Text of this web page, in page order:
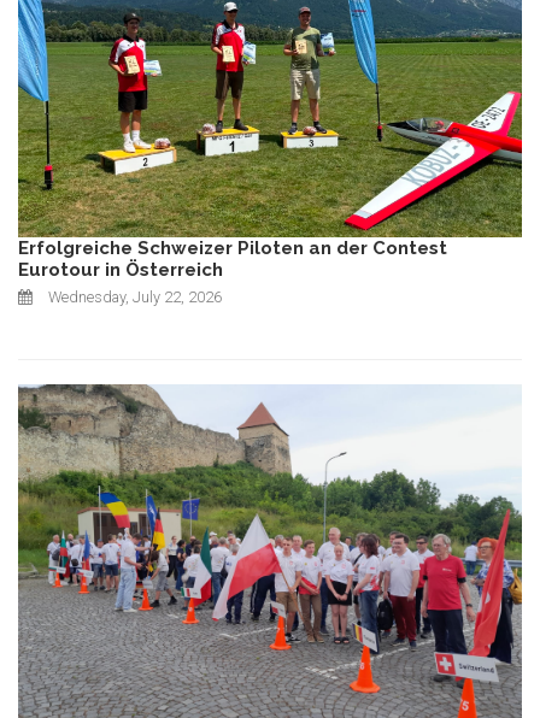
Erfolgreiche Schweizer Piloten an der Contest
Eurotour in Österreich
Wednesday, July 22, 2026